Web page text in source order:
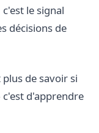
le signal
décisions de
de savoir si
d'apprendre